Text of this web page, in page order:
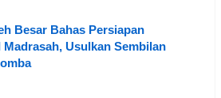
Besar Bahas Persiapan
Madrasah, Usulkan Sembilan